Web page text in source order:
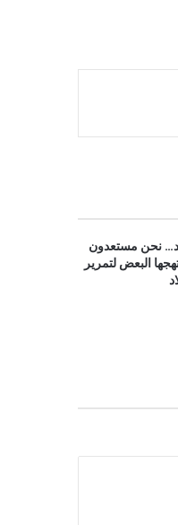
نحن مستعدون
البعض لتمرير